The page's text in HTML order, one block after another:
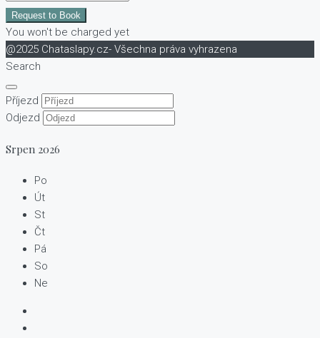
Request to Book
You won't be charged yet
@2025 Chataslapy.cz- Všechna práva vyhrazena
Search
Příjezd
Odjezd
Srpen 2026
Po
Út
St
Čt
Pá
So
Ne